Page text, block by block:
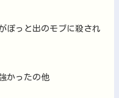
ぽっと出のモブに殺され
かったの他